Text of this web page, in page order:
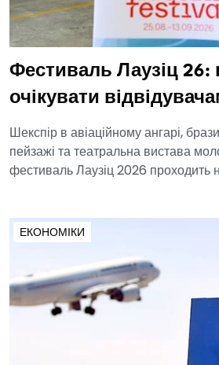
Фестиваль Лаузіц 26:
очікувати
Шекспір в авіаційному ангарі,
пейзажі та театральна вистава
фестиваль Лаузіц 2026 проходить
ЕКОНОМІКИ